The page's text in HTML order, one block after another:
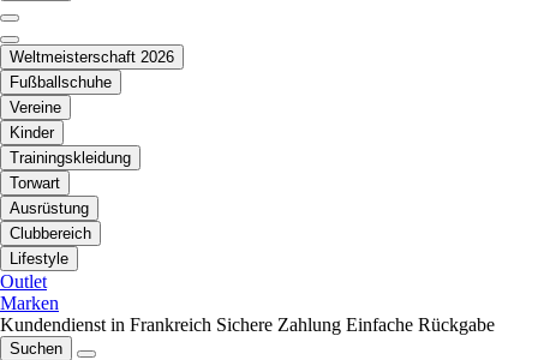
Weltmeisterschaft 2026
Fußballschuhe
Vereine
Kinder
Trainingskleidung
Torwart
Ausrüstung
Clubbereich
Lifestyle
Outlet
Marken
Kundendienst in Frankreich Sichere Zahlung Einfache Rückgabe
Suchen